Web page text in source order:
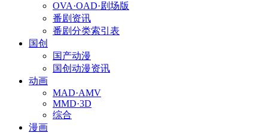
OVA·OAD·剧场版
番剧资讯
番剧分类索引表
国创
国产动漫
国创动漫资讯
动画
MAD·AMV
MMD·3D
综合
漫画